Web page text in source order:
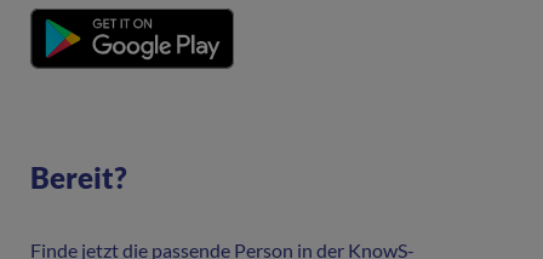
Bereit?
Finde jetzt die passende Person in der KnowS-